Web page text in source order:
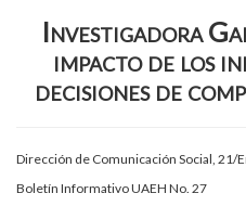
Patronato
Acreditación Internacional
Investigadora
impacto de los
decisiones de
Dirección de Comunicación Social, 21/
Boletín Informativo UAEH No. 27